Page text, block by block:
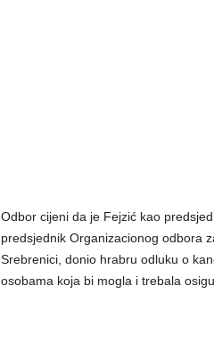
Odbor cijeni da je Fejzić kao
predsjednik Organizacionog odbora
Srebrenici, donio hrabru odluku o
osobama koja bi mogla i trebala